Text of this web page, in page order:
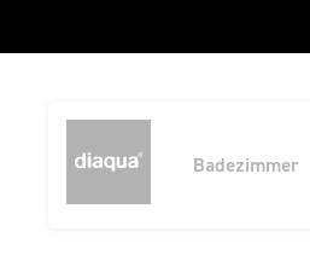
Badezimmer